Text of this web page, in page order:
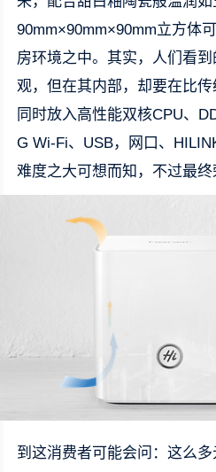
90mm×90mm×90mm立方体
房环境之中。其实，人们看
观，但在其内部，却要在比
同时放入高性能双核CPU、
G Wi-Fi、USB，网口、
难度之大可想而知，不过最终
到这消费者可能会问：这么